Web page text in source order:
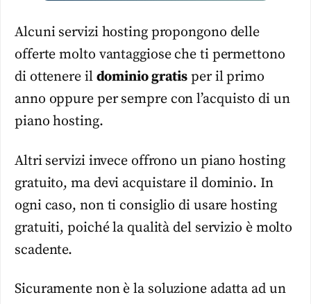
Alcuni servizi hosting propongono delle
offerte molto vantaggiose che ti permettono
di ottenere il dominio gratis per il primo
anno oppure per sempre con l’acquisto di un
piano hosting.
Altri servizi invece offrono un piano hosting
gratuito, ma devi acquistare il dominio. In
ogni caso, non ti consiglio di usare hosting
gratuiti, poiché la qualità del servizio è molto
scadente.
Sicuramente non è la soluzione adatta ad un